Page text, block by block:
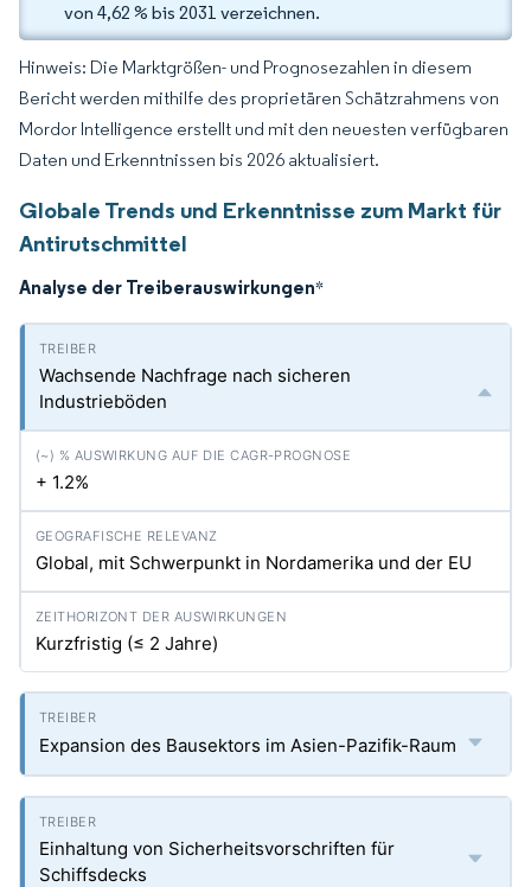
von 4,62 % bis 2031 verzeichnen.
Hinweis: Die Marktgrößen- und Prognosezahlen in diesem
Bericht werden mithilfe des proprietären Schätzrahmens von
Mordor Intelligence erstellt und mit den neuesten verfügbaren
Daten und Erkenntnissen bis 2026 aktualisiert.
Globale Trends und Erkenntnisse zum Markt für
Antirutschmittel
Analyse der Treiberauswirkungen*
Wachsende Nachfrage nach sicheren
Industrieböden
+ 1.2%
Global, mit Schwerpunkt in Nordamerika und der EU
Kurzfristig (≤ 2 Jahre)
Expansion des Bausektors im Asien-Pazifik-Raum
Einhaltung von Sicherheitsvorschriften für
Schiffsdecks